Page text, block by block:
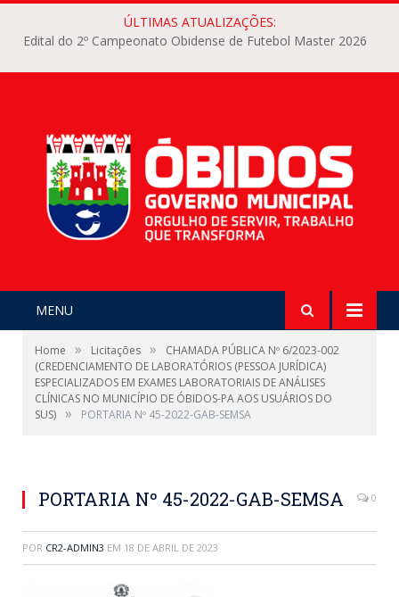
ÚLTIMAS ATUALIZAÇÕES:
Edital do 2º Campeonato Obidense de Futebol Master 2026
MENU
Home » Licitações »
CHAMADA PÚBLICA Nº 6/2023-002
(CREDENCIAMENTO DE LABORATÓRIOS (PESSOA JURÍDICA)
ESPECIALIZADOS EM EXAMES LABORATORIAIS DE ANÁLISES
CLÍNICAS NO MUNICÍPIO DE ÓBIDOS-PA AOS USUÁRIOS DO
SUS) » PORTARIA Nº 45-2022-GAB-SEMSA
PORTARIA Nº 45-2022-GAB-SEMSA 0
POR CR2-ADMIN3 EM 18 DE ABRIL DE 2023